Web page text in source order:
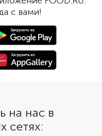
Татьяна Мицык
захватить с собой на
сыры и тофу и
них приготовить.
с вами!
на нас в
сетях: